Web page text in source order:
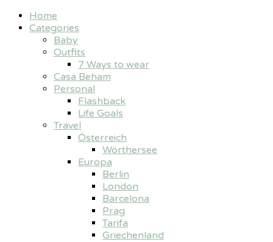
Home
Categories
Baby
Outfits
7 Ways to wear
Casa Beham
Personal
Flashback
Life Goals
Travel
Österreich
Wörthersee
Europa
Berlin
London
Barcelona
Prag
Tarifa
Griechenland